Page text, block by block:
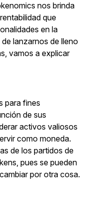
nos brinda
que
en la
lanzarnos de lleno
vamos a explicar
para fines
de sus
activos valiosos
como moneda.
de los partidos de
pues se pueden
por otra cosa.